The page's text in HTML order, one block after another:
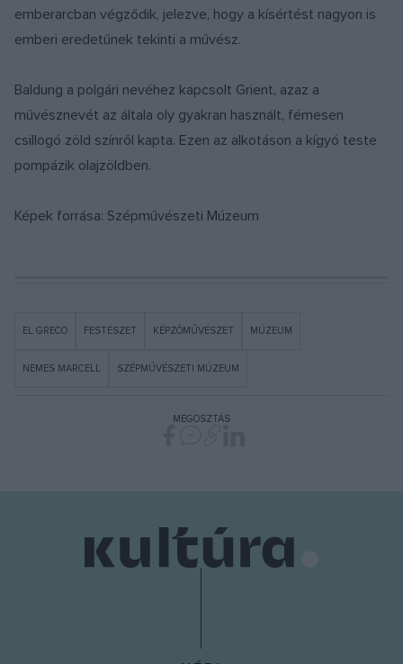
emberarcban végződik, jelezve, hogy a kísértést nagyon is
emberi eredetűnek tekinti a művész.
Baldung a polgári nevéhez kapcsolt Grient, azaz a
művésznevét az általa oly gyakran használt, fémesen
csillogó zöld színről kapta. Ezen az alkotáson a kígyó teste
pompázik olajzöldben.
Képek forrása: Szépművészeti Múzeum
EL GRECO FESTÉSZET KÉPZŐMŰVÉSZET MÚZEUM
NEMES MARCELL SZÉPMŰVÉSZETI MÚZEUM
MEGOSZTÁS